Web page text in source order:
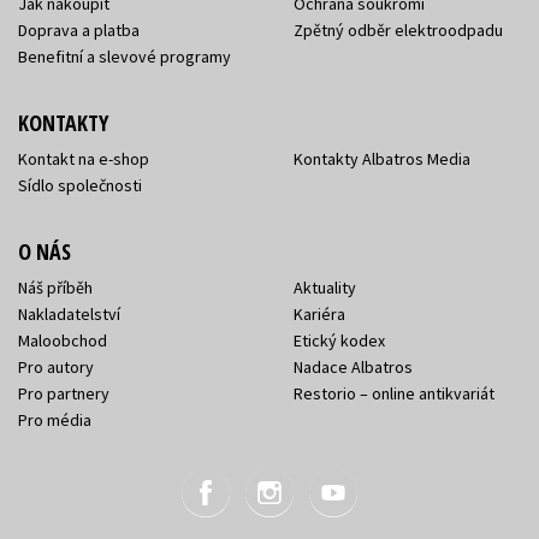
Doprava a platba
Benefitní a slevové programy
Zpětný odběr elektroodpadu
KONTAKTY
Kontakt na e-shop
Sídlo společnosti
Kontakty Albatros Media
O NÁS
Náš příběh
Nakladatelství
Maloobchod
Pro autory
Pro partnery
Pro média
Aktuality
Kariéra
Etický kodex
Nadace Albatros
Restorio – online antikvariát